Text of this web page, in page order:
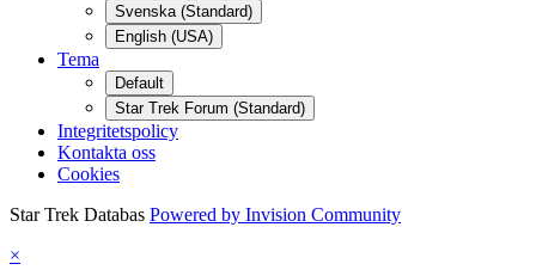
Svenska (Standard)
English (USA)
Tema
Default
Star Trek Forum (Standard)
Integritetspolicy
Kontakta oss
Cookies
Star Trek Databas Powered by Invision Community
×